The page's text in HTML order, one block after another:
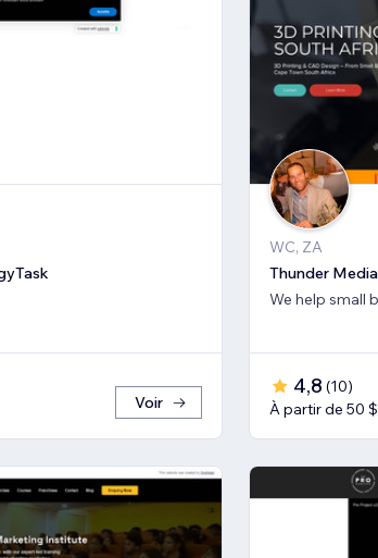
Voir
WC, ZA
Thunder Media
We help small
4,8 (10)
À partir de 50 $